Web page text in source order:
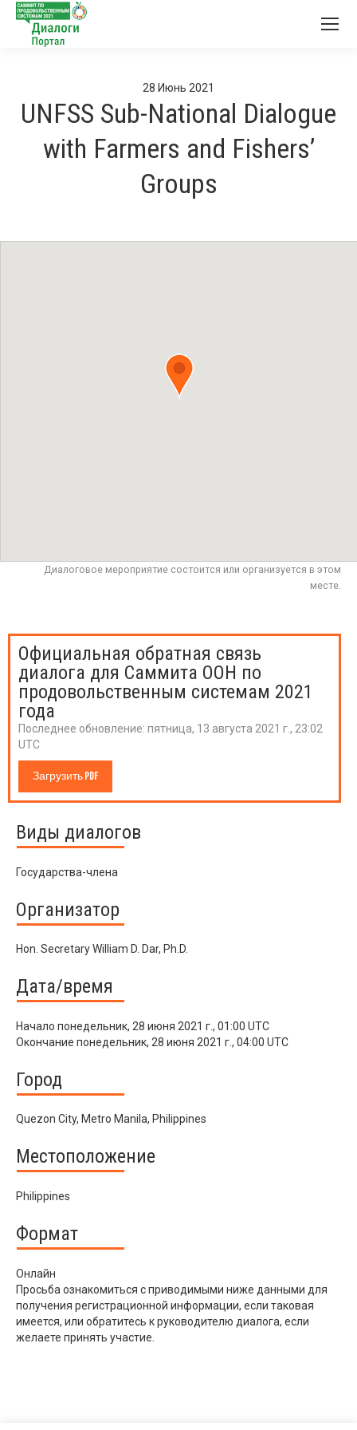
28 Июнь 2021
UNFSS Sub-National Dialogue
with Farmers and Fishers’
Groups
Диалоговое мероприятие состоится или организуется в этом
месте.
Официальная обратная связь
диалога для Саммита ООН по
продовольственным системам 2021
года
Последнее обновление: пятница, 13 августа 2021 г., 23:02
UTC
Загрузить PDF
Виды диалогов
Государства-члена
Организатор
Hon. Secretary William D. Dar, Ph.D.
Дата/время
Начало понедельник, 28 июня 2021 г., 01:00 UTC
Окончание понедельник, 28 июня 2021 г., 04:00 UTC
Город
Quezon City, Metro Manila, Philippines
Местоположение
Philippines
Формат
Онлайн
Просьба ознакомиться с приводимыми ниже данными для
получения регистрационной информации, если таковая
имеется, или обратитесь к руководителю диалога, если
желаете принять участие.